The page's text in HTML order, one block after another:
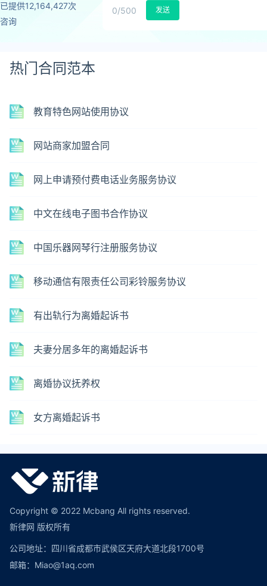
已提供12,164,427次
咨询
0/500 发送
热门合同范本
教育特色网站使用协议
网站商家加盟合同
网上申请预付费电话业务服务协议
中文在线电子图书合作协议
中国乐器网琴行注册服务协议
移动通信有限责任公司彩铃服务协议
有出轨行为离婚起诉书
夫妻分居多年的离婚起诉书
离婚协议抚养权
女方离婚起诉书
Copyright © 2022 Mcbang All rights reserved.
新律网 版权所有
公司地址：四川省成都市武侯区天府大道北段1700号
邮箱：Miao@1aq.com